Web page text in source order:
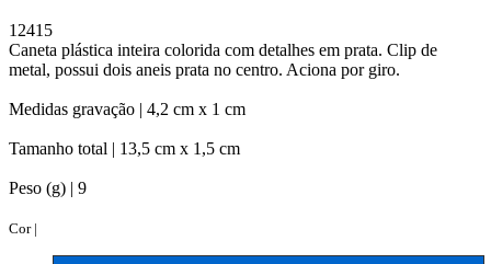
12415
Caneta plástica inteira colorida com detalhes em prata. Clip de
metal, possui dois aneis prata no centro. Aciona por giro.
Medidas gravação | 4,2 cm x 1 cm
Tamanho total | 13,5 cm x 1,5 cm
Peso (g) | 9
Cor |